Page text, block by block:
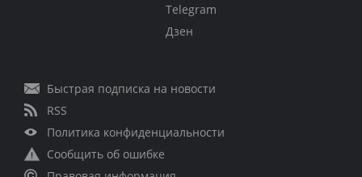
Telegram
Дзен
Быстрая подписка на новости
RSS
Политика конфиденциальности
Сообщить об ошибке